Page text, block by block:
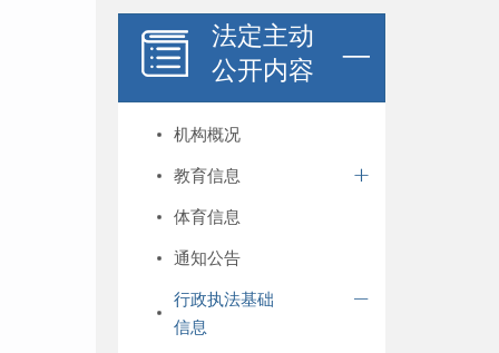
法定主动
公开内容
机构概况
教育信息
体育信息
通知公告
行政执法基础
信息